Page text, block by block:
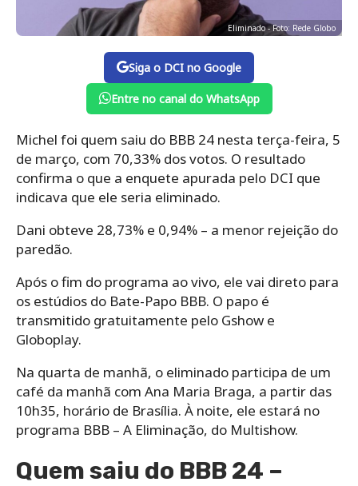
Eliminado - Foto: Rede Globo
Siga o DCI no Google
Entre no canal do WhatsApp
Michel foi quem saiu do BBB 24 nesta terça-feira, 5
de março, com 70,33% dos votos. O resultado
confirma o que a enquete apurada pelo DCI que
indicava que ele seria eliminado.
Dani obteve 28,73% e 0,94% – a menor rejeição do
paredão.
Após o fim do programa ao vivo, ele vai direto para
os estúdios do Bate-Papo BBB. O papo é
transmitido gratuitamente pelo Gshow e
Globoplay.
Na quarta de manhã, o eliminado participa de um
café da manhã com Ana Maria Braga, a partir das
10h35, horário de Brasília. À noite, ele estará no
programa BBB – A Eliminação, do Multishow.
Quem saiu do BBB 24 –